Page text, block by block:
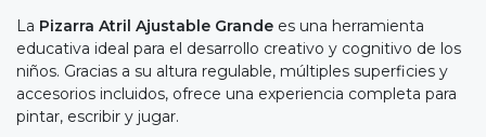
La Pizarra Atril Ajustable Grande es una herramienta
educativa ideal para el desarrollo creativo y cognitivo de los
niños. Gracias a su altura regulable, múltiples superficies y
accesorios incluidos, ofrece una experiencia completa para
pintar, escribir y jugar.